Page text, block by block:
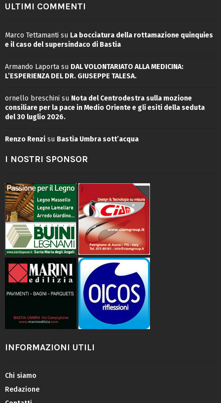
ULTIMI COMMENTI
Marco Tettamanti su La bocciatura della rottamazione quinquies
e il caso del supersindaco di Bastia
Armando Laporta su DAL VOLONTARIATO ALLA MEDICINA:
L’ESPERIENZA DEL DR. GIUSEPPE TALESA.
ornello breschini su Nota del Centrodestra sulla mozione
consiliare per la pace in Medio Oriente e gli esiti della seduta
del 30 luglio 2026.
Renzo Renzi su Bastia Umbra sott’acqua
I NOSTRI SPONSOR
INFORMAZIONI UTILI
Chi siamo
Redazione